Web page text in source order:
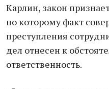
Карлин, закон
по которому факт
преступления
дел отнесен к
ответственность.